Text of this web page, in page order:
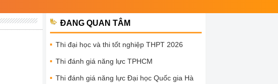
ĐANG QUAN TÂM
Thi đại học và thi tốt nghiệp THPT 2026
Thi đánh giá năng lực TPHCM
Thi đánh giá năng lực Đại học Quốc gia Hà